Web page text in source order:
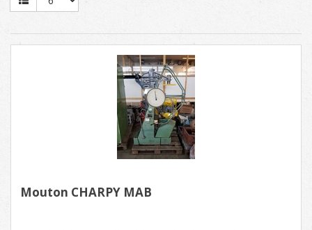
Mouton CHARPY MAB